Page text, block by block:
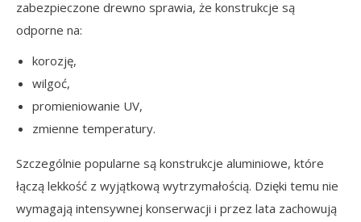
zabezpieczone drewno sprawia, że konstrukcje są
odporne na:
korozję,
wilgoć,
promieniowanie UV,
zmienne temperatury.
Szczególnie popularne są konstrukcje aluminiowe, które
łączą lekkość z wyjątkową wytrzymałością. Dzięki temu nie
wymagają intensywnej konserwacji i przez lata zachowują